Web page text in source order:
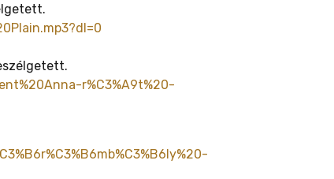
r%C3%A9t%20-